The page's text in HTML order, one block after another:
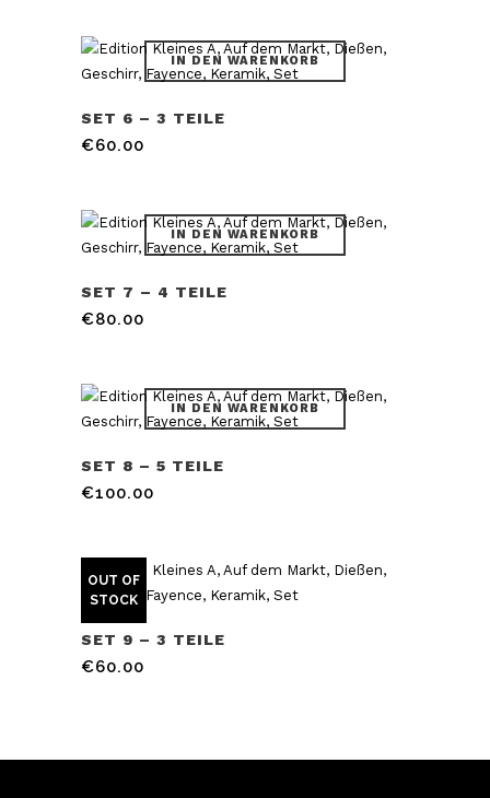
IN DEN WARENKORB
SET 6 – 3 TEILE
€60.00
IN DEN WARENKORB
SET 7 – 4 TEILE
€80.00
IN DEN WARENKORB
SET 8 – 5 TEILE
€100.00
OUT OF
STOCK
SET 9 – 3 TEILE
€60.00